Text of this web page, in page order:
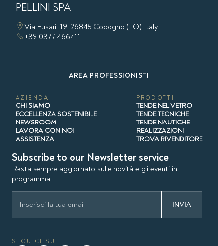
PELLINI SPA
Via Fusari, 19, 26845 Codogno (LO) Italy
+39 0377 466411
AREA PROFESSIONISTI
AZIENDA
CHI SIAMO
ECCELLENZA SOSTENIBILE
NEWSROOM
LAVORA CON NOI
ASSISTENZA
PRODOTTI
TENDE NEL VETRO
TENDE TECNICHE
TENDE NAUTICHE
REALIZZAZIONI
TROVA RIVENDITORE
Subscribe to our Newsletter service
Resta sempre aggiornato sulle novità e gli eventi in
programma
INVIA
SEGUICI SU